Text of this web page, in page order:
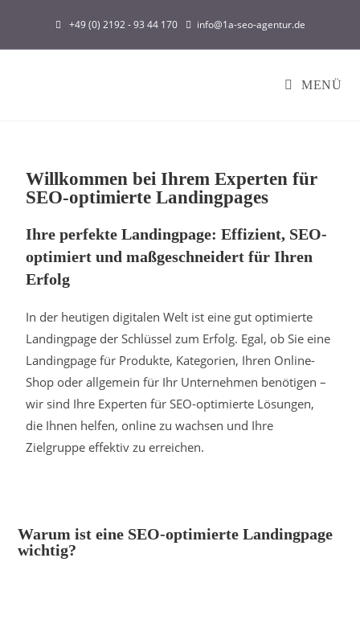
+49 (0) 2192 - 93 44 170 info@1a-seo-agentur.de
MENÜ
Willkommen bei Ihrem Experten für
SEO-optimierte Landingpages
Ihre perfekte Landingpage: Effizient, SEO-
optimiert und maßgeschneidert für Ihren
Erfolg
In der heutigen digitalen Welt ist eine gut optimierte
Landingpage der Schlüssel zum Erfolg. Egal, ob Sie eine
Landingpage für Produkte, Kategorien, Ihren Online-
Shop oder allgemein für Ihr Unternehmen benötigen –
wir sind Ihre Experten für SEO-optimierte Lösungen,
die Ihnen helfen, online zu wachsen und Ihre
Zielgruppe effektiv zu erreichen.
Warum ist eine SEO-optimierte Landingpage
wichtig?